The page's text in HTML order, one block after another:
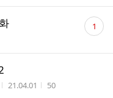
댓
글 1
작성시간
21.04.01 조회수
50